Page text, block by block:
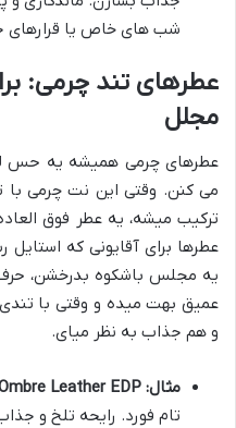
شب های خاص یا قرارهای
عطرهای تند چرمی:
مجلل
عطرهای چرمی همیشه یه حس
می کنن. وقتی این نت چرمی با
ترکیب میشه، یه عطر فوق
عطرها برای آقایونی که
یه مجلس باشکوه بدرخشن،
عمیق بهت میده و وقتی با
و هم جذاب به نظر میای.
مثال: Tom Ford Ombre Leather EDP
تام فورد. رایحه تلخ و